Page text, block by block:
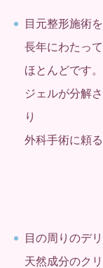
目元整形施術
長年にわたっ
ほとんどです。
ジェルが分解
り
外科手術に頼
目の周りのデ
天然成分のク